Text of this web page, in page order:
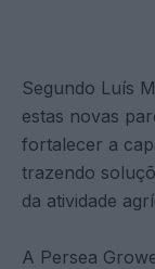
Segundo Luís
estas novas
fortalecer a
trazendo
da atividade
A Persea